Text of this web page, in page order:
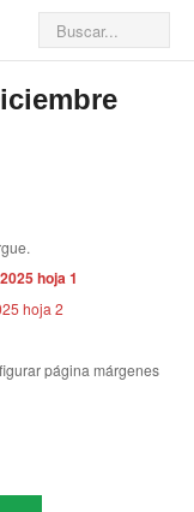
hoja 1
hoja 2
página márgenes